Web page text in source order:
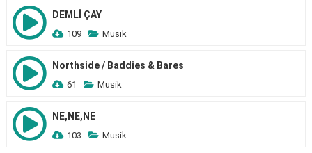
DEMLİ ÇAY
109 Musik
Northside / Baddies & Bares
61 Musik
NE,NE,NE
103 Musik